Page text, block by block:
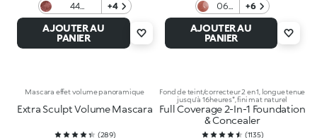
44
Disruptive
Brown
+4
AJOUTER AU
PANIER
06
Color
Affair
+6
AJOUTER AU
PANIER
Mascara effet volume panoramique
Extra Sculpt Volume Mascara
(289)
Fond de teint/correcteur 2 en 1, longue tenue
jusqu’à 16 heures*, fini mat naturel
Full Coverage 2-In-1 Foundation
& Concealer
(1135)